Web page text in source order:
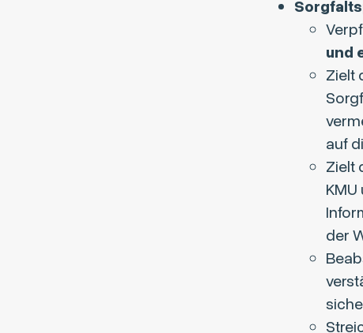
und
Zielt
auf
Zielt
der